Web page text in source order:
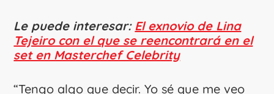
Le puede interesar: El exnovio de Lina
Tejeiro con el que se reencontrará en el
set en Masterchef Celebrity
“Tengo algo que decir. Yo sé que me veo